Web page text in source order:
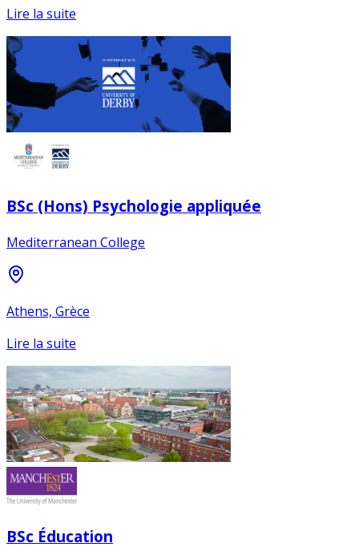
Lire la suite
BSc (Hons) Psychologie appliquée
Mediterranean College
Athens, Grèce
Lire la suite
BSc Éducation